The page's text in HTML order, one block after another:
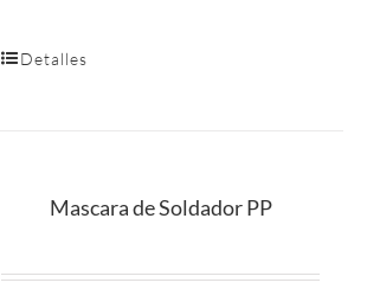
Detalles
Mascara de Soldador PP